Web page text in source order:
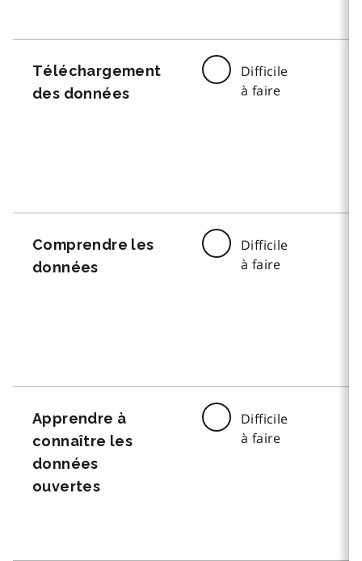
Téléchargement
des données
Difficile
à faire
Comprendre les
données
Difficile
à faire
Apprendre à
connaître les
données
ouvertes
Difficile
à faire